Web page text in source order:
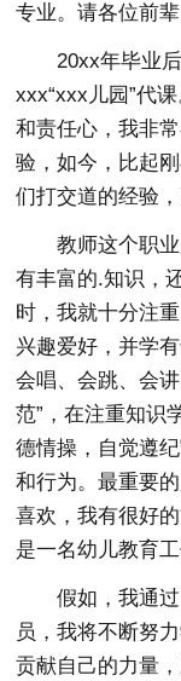
专业。请各位前辈
20xx年毕业
xxx“xxx儿园”代
和责任心，我非
验，如今，比起
们打交道的经验
教师这个职
有丰富的.知识，
时，我就十分注
兴趣爱好，并学
会唱、会跳、会
范”，在注重知识
德情操，自觉遵
和行为。最重要
喜欢，我有很好
是一名幼儿教育
假如，我通
员，我将不断努
贡献自己的力量